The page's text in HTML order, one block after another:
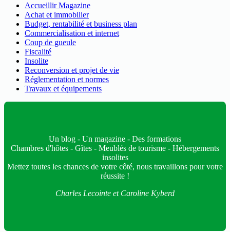
Accueillir Magazine
Achat et immobilier
Budget, rentabilité et business plan
Commercialisation et internet
Coup de gueule
Fiscalité
Insolite
Reconversion et projet de vie
Réglementation et normes
Travaux et équipements
Un blog - Un magazine - Des formations
Chambres d'hôtes - Gîtes - Meublés de tourisme - Hébergements
insolites
Mettez toutes les chances de votre côté, nous travaillons pour votre
réussite !
Charles Lecointe et Caroline Kyberd